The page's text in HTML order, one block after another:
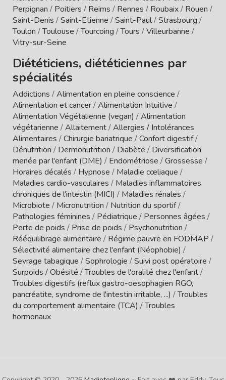
Perpignan / Poitiers / Reims / Rennes / Roubaix/ Rouen /
Saint-Denis /Saint-Etienne /Saint-Paul/Strasbourg /
Toulon /Toulouse /Tourcoing /Tours /Villeurbanne /
Vitry-sur-Seine
Diététiciens, diététiciennes par
spécialités
Addictions /Alimentation en pleine conscience /
Alimentation et cancer/Alimentation Intuitive /
Alimentation Végétalienne (vegan) /Alimentation
végétarienne /Allaitement/Allergies / Intolérances
Alimentaires /Chirurgie bariatrique /Confort digestif/
Dénutrition / Dermonutrition / Diabète / Diversification
menée par l'enfant (DME) / Endométriose /Grossesse /
Horaires décalés / Hypnose / Maladie cœliaque /
Maladies cardio-vasculaires / Maladies inflammatoires
chroniques de l'intestin (MICI) / Maladies rénales /
Microbiote / Micronutrition / Nutrition du sportif/
Pathologies féminines / Pédiatrique / Personnes âgées /
Perte de poids / Prise de poids / Psychonutrition /
Rééquilibrage alimentaire / Régime pauvre en FODMAP /
Sélectivité alimentaire chez l'enfant (Néophobie) /
Sevrage tabagique /Sophrologie /Suivi post opératoire /
Surpoids / Obésité /Troubles de l'oralité chez l'enfant/
Troubles digestifs (reflux gastro-oesophagien RGO,
pancréatite, syndrome de l'intestin irritable, ...) /Troubles
du comportement alimentaire (TCA) /Troubles
hormonaux